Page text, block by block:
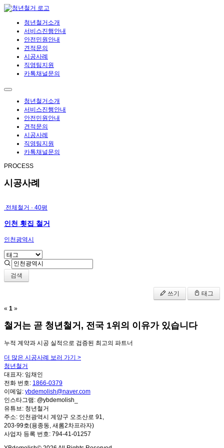
청년철거소개
서비스진행안내
안전민원안내
견적문의
시공사례
직영팀지원
카톡채널문의
청년철거소개
서비스진행안내
안전민원안내
견적문의
시공사례
직영팀지원
카톡채널문의
PROCESS
시공사례
전체철거 · 40평
인천 횟집 철거
인천광역시
검색
쓰기 태그
« 1 »
철거는 곧 청년철거, 전국 1위 의 이유가 있습니다
누적 계약과 시공 실적으로 검증된 최고의 파트너
더 많은 시공사례 보러 가기 >
청년철거
대표자: 임채인
전화 번호: 1866-0379
이메일: ybdemolish@naver.com
인스타그램: @ybdemolish_
유튜브: 청년철거
주소: 인천광역시 계양구 오조산로 91,
203-99호(용종동, 새롬2차프라자)
사업자 등록 번호: 794-41-01257